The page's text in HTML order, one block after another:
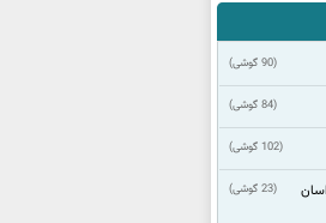
(90 گوشی)
(84 گوشی)
(102 گوشی)
(23 گوشی)